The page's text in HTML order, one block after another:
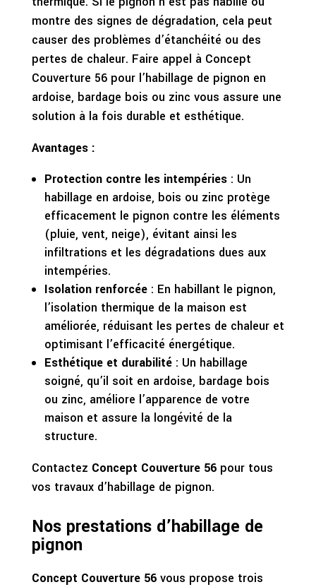
montre des signes de dégradation, cela peut
causer des problèmes d’étanchéité ou des
pertes de chaleur. Faire appel à Concept
Couverture 56 pour l’habillage de pignon en
ardoise, bardage bois ou zinc vous assure une
solution à la fois durable et esthétique.
Avantages :
Protection contre les intempéries: Un
habillage en ardoise, bois ou zinc protège
efficacement le pignon contre les éléments
(pluie, vent, neige), évitant ainsi les
infiltrations et les dégradations dues aux
intempéries.
Isolation renforcée: En habillant le pignon,
l’isolation thermique de la maison est
améliorée, réduisant les pertes de chaleur et
optimisant l’efficacité énergétique.
Esthétique et durabilité: Un habillage
soigné, qu’il soit en ardoise, bardage bois
ou zinc, améliore l’apparence de votre
maison et assure la longévité de la
structure.
Contactez Concept Couverture 56pour tous
vos travaux d’habillage de pignon.
Nos prestations d’habillage de
pignon
Concept Couverture 56vous propose trois